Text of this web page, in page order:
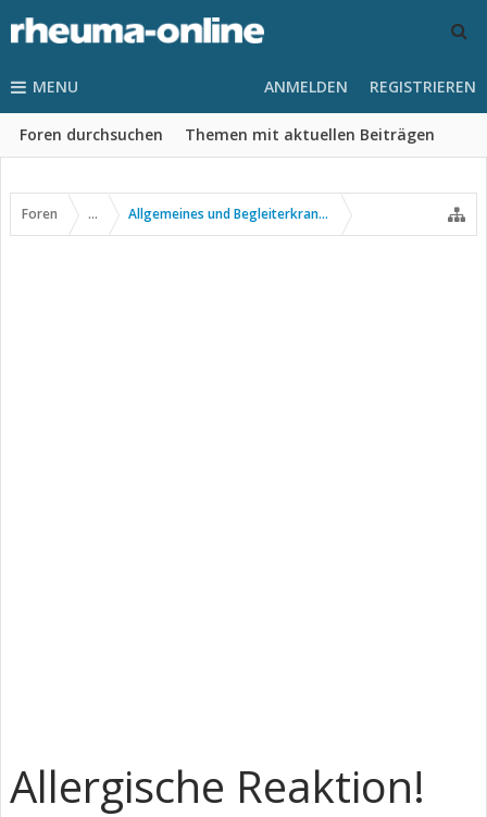
MENU
Foren durchsuchen Themen mit aktuellen Beiträgen
ANMELDEN REGISTRIEREN
Foren ... Allgemeines und Begleiterkrankungen
Allergische Reaktion!